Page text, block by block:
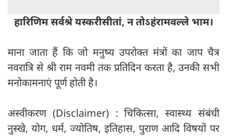
हारिणिम सर्वश्रे यस्करीसीतां, न तोऽहंरामवल्ले भाम।
माना जाता हैं कि जो मनुष्य उपरोक्त मंत्रों का जाप चैत्र
नवरात्रि से श्री राम नवमी तक प्रतिदिन करता है, उनकी सभी
मनोकामनाएं पूर्ण होती है।
अस्वीकरण (Disclaimer) : चिकित्सा, स्वास्थ्य संबंधी
नुस्खे, योग, धर्म, ज्योतिष, इतिहास, पुराण आदि विषयों पर